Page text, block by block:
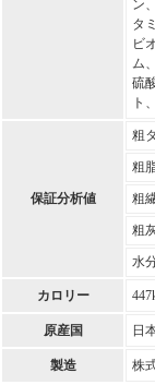
ン
タ
ビ
ム
硫
ト
保証分析値
粗
粗
粗
粗
水
カロリー
原産国 日
製造 株